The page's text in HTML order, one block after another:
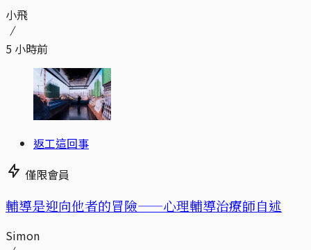
小飛
5 小時前
返工這回事
僅限會員
輔導是迎向他者的冒險——心理輔導治療師自述
Simon